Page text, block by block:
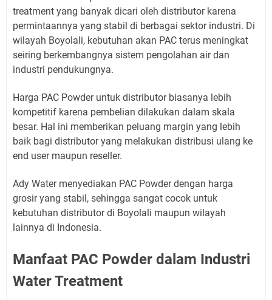
treatment yang banyak dicari oleh distributor karena
permintaannya yang stabil di berbagai sektor industri. Di
wilayah Boyolali, kebutuhan akan PAC terus meningkat
seiring berkembangnya sistem pengolahan air dan
industri pendukungnya.
Harga PAC Powder untuk distributor biasanya lebih
kompetitif karena pembelian dilakukan dalam skala
besar. Hal ini memberikan peluang margin yang lebih
baik bagi distributor yang melakukan distribusi ulang ke
end user maupun reseller.
Ady Water menyediakan PAC Powder dengan harga
grosir yang stabil, sehingga sangat cocok untuk
kebutuhan distributor di Boyolali maupun wilayah
lainnya di Indonesia.
Manfaat PAC Powder dalam Industri
Water Treatment